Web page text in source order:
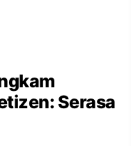
Serasa